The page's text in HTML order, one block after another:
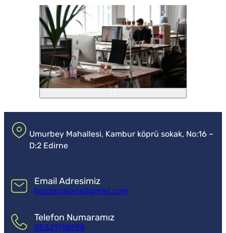
Umurbey Mahallesi, Kambur köprü sokak, No:16 –
D:2 Edirne
Email Adresimiz
koozmoajans@gmail.com
Telefon Numaramız
05321718698